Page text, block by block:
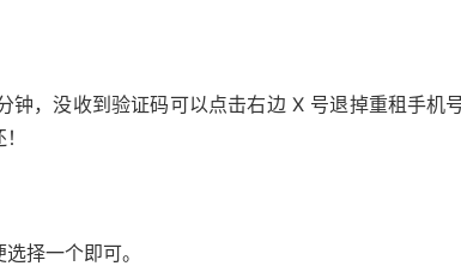
钟，没收到验证码可以点击右边 X 号退掉重租手机
择一个即可。